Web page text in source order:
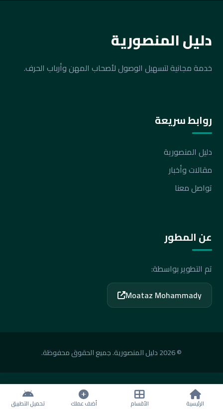
دليل المنصورية
خدمة مجانية لتسهيل الوصول لأصحاب المهن وأرباب الحرف.
روابط سريعة
دليل المنصورية
مقالات وأخبار
تواصل معنا
عن المطور
تم التطوير بواسطة:
Moataz Mohammady
© 2026 دليل المنصورية. جميع الحقوق محفوظة.
الرئيسية الأقسام أضف عملك تحميل التطبيق